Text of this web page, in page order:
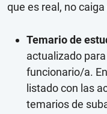
que es real, no
Temario de
actualizado
funcionario/a.
listado con las
temarios de